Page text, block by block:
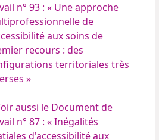
n° 93 : « Une approche
de
aux soins de
recours : des
territoriales très
»
aussi le Document de
n° 87 : « Inégalités
d'accessibilité aux